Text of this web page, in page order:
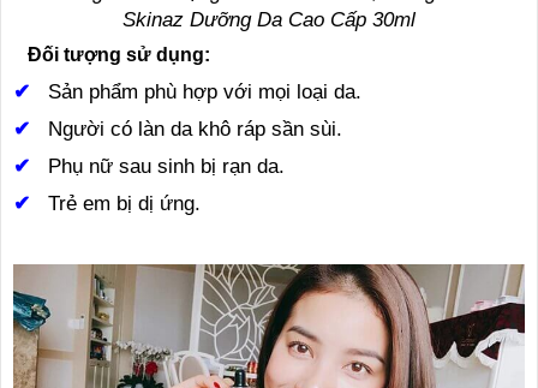
Skinaz Dưỡng Da Cao Cấp 30ml
Đối tượng sử dụng:
✔ Sản phẩm phù hợp với mọi loại da.
✔ Người có làn da khô ráp sần sùi.
✔ Phụ nữ sau sinh bị rạn da.
✔ Trẻ em bị dị ứng.